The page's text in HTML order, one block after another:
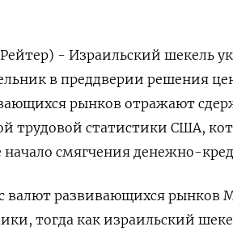
- Израильский шекель
в преддверии решения
рынков отражают
трудовой статистики США,
начало смягчения денежно-
валют развивающихся рынков
тогда как израильский